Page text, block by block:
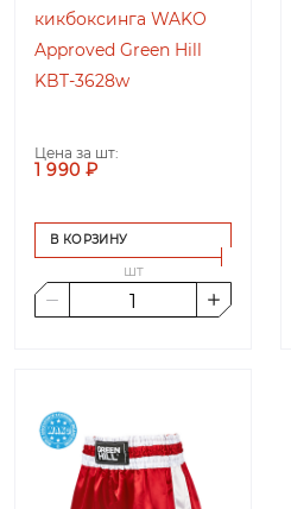
кикбоксинга WAKO
Approved Green Hill
KBT-3628w
Цена за шт:
1 990 ₽
В КОРЗИНУ
шт